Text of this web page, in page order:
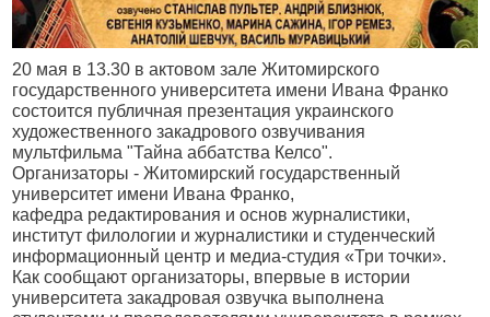
20 мая в 13.30 в актовом зале Житомирского
государственного университета имени Ивана Франко
состоится публичная презентация украинского
художественного закадрового озвучивания
мультфильма "Тайна аббатства Келсо".
Организаторы - Житомирский государственный
университет имени Ивана Франко,
кафедра редактирования и основ журналистики,
институт филологии и журналистики и студенческий
информационный центр и медиа-студия «Три точки».
Как сообщают организаторы, впервые в истории
университета закадровая озвучка выполнена